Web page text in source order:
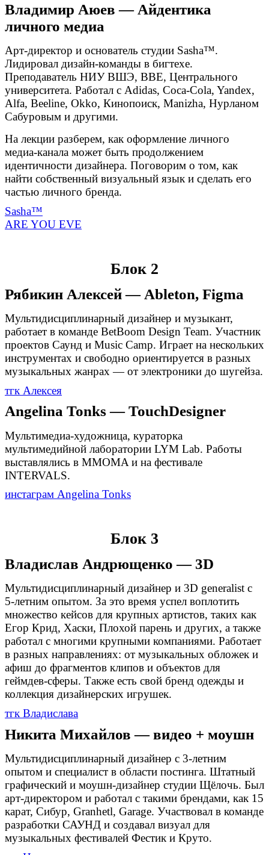
Владимир Аюев — Айдентика
личного медиа
Арт-директор и основатель студии Sasha™.
Лидировал дизайн-команды в бигтехе.
Преподаватель НИУ ВШЭ, BBE, Центрального
университета. Работал с Adidas, Coca-Cola, Yandex,
Alfa, Beeline, Okko, Кинопоиск, Manizha, Нурланом
Сабуровым и другими.
На лекции разберем, как оформление личного
медиа-канала может быть продолжением
идентичности дизайнера. Поговорим о том, как
найти собственный визуальный язык и сделать его
частью личного бренда.
Sasha™
ARE YOU EVE
Блок 2
Рябикин Алексей — Ableton, Figma
Мультидисциплинарный дизайнер и музыкант,
работает в команде BetBoom Design Team. Участник
проектов Саунд и Music Camp. Играет на нескольких
инструментах и свободно ориентируется в разных
музыкальных жанрах — от электроники до шугейза.
тгк Алексея
Angelina Tonks — TouchDesigner
Мультимедиа-художница, кураторка
мультимедийной лаборатории LYM Lab. Работы
выставлялись в MMOMA и на фестивале
INTERVALS.
инстаграм Angelina Tonks
Блок 3
Владислав Андрющенко — 3D
Мультидисциплинарный дизайнер и 3D generalist с
5-летним опытом. За это время успел воплотить
множество кейсов для крупных артистов, таких как
Егор Крид, Хаски, Плохой парень и других, а также
работал с многими крупными компаниями. Работает
в разных направлениях: от музыкальных обложек и
афиш до фрагментов клипов и объектов для
геймдев-сферы. Также есть свой бренд одежды и
коллекция дизайнерских игрушек.
тгк Владислава
Никита Михайлов — видео + моушн
Мультидисциплинарный дизайнер с 3-летним
опытом и специалист в области постинга. Штатный
графический и моушн-дизайнер студии Щёлочь. Был
арт-директором и работал с такими брендами, как 15
карат, Сибур, Granhetl, Garage. Участвовал в команде
разработки САУНД и создавал визуал для
музыкальных фестивалей Фестик и Круто.